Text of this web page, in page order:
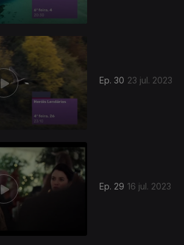
Ep. 30 23 jul. 2023
Ep. 29 16 jul. 2023